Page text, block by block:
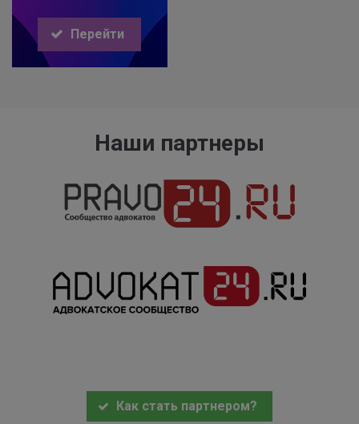
Перейти
Наши партнеры
Как стать партнером?